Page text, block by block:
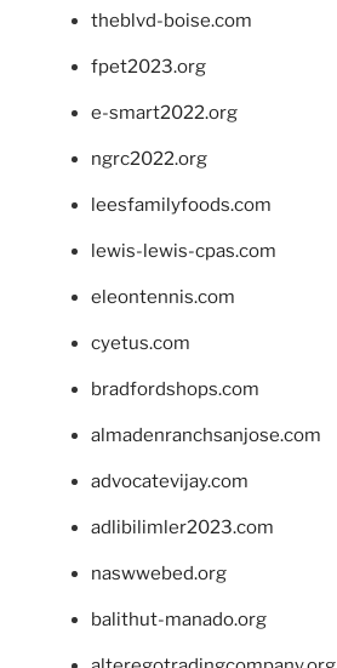
theblvd-boise.com
fpet2023.org
e-smart2022.org
ngrc2022.org
leesfamilyfoods.com
lewis-lewis-cpas.com
eleontennis.com
cyetus.com
bradfordshops.com
almadenranchsanjose.com
advocatevijay.com
adlibilimler2023.com
naswwebed.org
balithut-manado.org